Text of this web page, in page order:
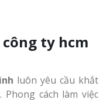
ty hcm
luôn yêu cầu khắt
cách làm việc